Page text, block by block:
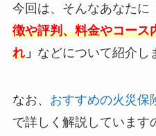
今回は、そんなあなたに
徴や評判、料金やコース
れ」 などについて紹介し
なお、 おすすめの火災保
で詳しく解説しています